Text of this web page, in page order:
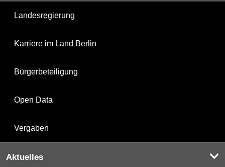
Landesregierung
Karriere im Land Berlin
Bürgerbeteiligung
Open Data
Vergaben
Aktuelles